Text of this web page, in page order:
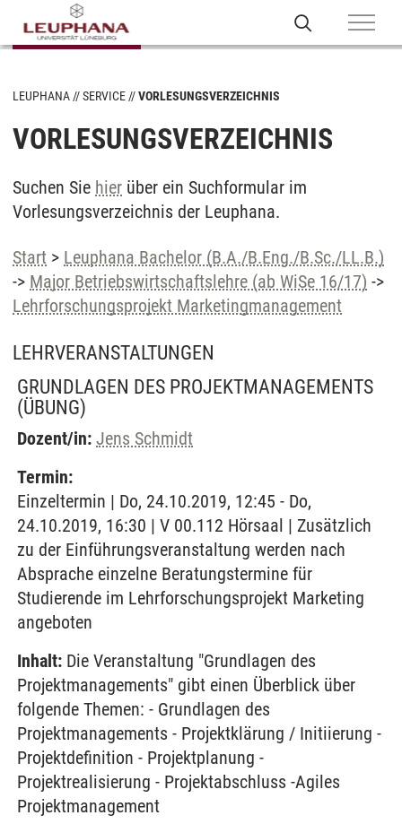
LEUPHANA SERVICE VORLESUNGSVERZEICHNIS
VORLESUNGSVERZEICHNIS
Suchen Sie hier über ein Suchformular im
Vorlesungsverzeichnis der Leuphana.
Start > Leuphana Bachelor (B.A./B.Eng./B.Sc./LL.B.)
-> Major Betriebswirtschaftslehre (ab WiSe 16/17) ->
Lehrforschungsprojekt Marketingmanagement
LEHRVERANSTALTUNGEN
GRUNDLAGEN DES PROJEKTMANAGEMENTS
(ÜBUNG)
Dozent/in: Jens Schmidt
Termin:
Einzeltermin | Do, 24.10.2019, 12:45 - Do,
24.10.2019, 16:30 | V 00.112 Hörsaal | Zusätzlich
zu der Einführungsveranstaltung werden nach
Absprache einzelne Beratungstermine für
Studierende im Lehrforschungsprojekt Marketing
angeboten
Inhalt: Die Veranstaltung "Grundlagen des
Projektmanagements" gibt einen Überblick über
folgende Themen: - Grundlagen des
Projektmanagements - Projektklärung / Initiierung -
Projektdefinition - Projektplanung -
Projektrealisierung - Projektabschluss -Agiles
Projektmanagement